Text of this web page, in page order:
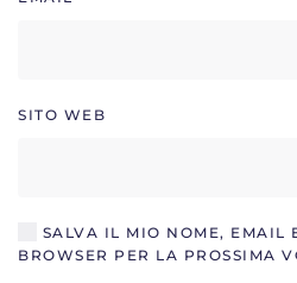
SITO WEB
SALVA IL MIO NOME, EMAIL
BROWSER PER LA PROSSIMA